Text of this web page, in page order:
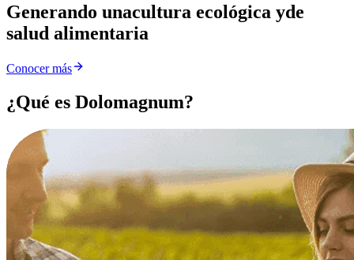
Generando unacultura ecológica yde
salud alimentaria
Conocer más
¿Qué es Dolomagnum?